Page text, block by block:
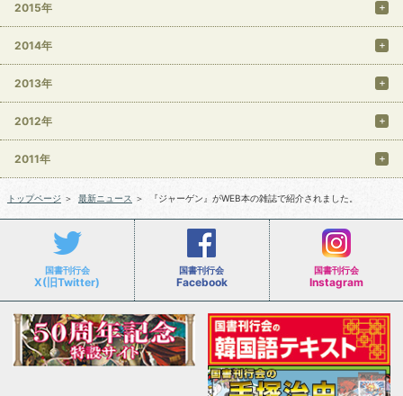
2015年
2014年
2013年
2012年
2011年
トップページ ＞ 最新ニュース ＞ 『ジャーゲン』がWEB本の雑誌で紹介されました。
国書刊行会
X(旧Twitter)
国書刊行会
Facebook
国書刊行会
Instagram